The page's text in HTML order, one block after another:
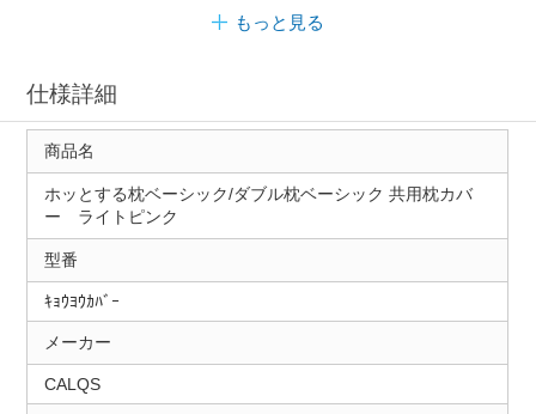
もっと見る
仕様詳細
商品名
ホッとする枕ベーシック/ダブル枕ベーシック 共用枕カバ
ー ライトピンク
型番
ｷｮｳﾖｳｶﾊﾞｰ
メーカー
CALQS